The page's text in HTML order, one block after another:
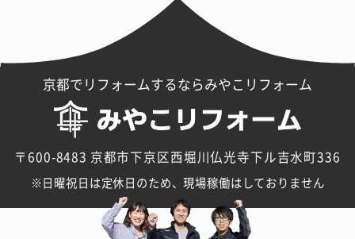
京都でリフォームするならみやこリフォーム
〒600-8483 京都市下京区西堀川仏光寺下ル吉水町336
日曜祝日は定休日のため、現場稼働はしておりません